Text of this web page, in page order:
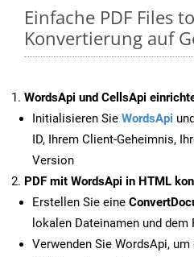
Einfache PDF Files
Konvertierung auf
WordsApi und CellsApi
Initialisieren Sie WordsApi
ID, Ihrem Client-Geheimnis,
Version
PDF mit WordsApi in HTML
Erstellen Sie eine
lokalen Dateinamen und dem
Verwenden Sie WordsApi,